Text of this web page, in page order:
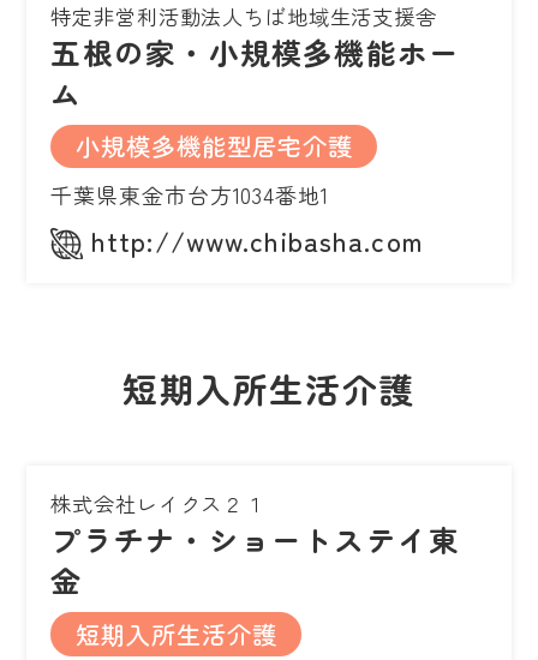
特定非営利活動法人ちば地域生活支援舎
五根の家・小規模多機能ホー
ム
小規模多機能型居宅介護
千葉県東金市台方1034番地1
http://www.chibasha.com
短期入所生活介護
株式会社レイクス２１
プラチナ・ショートステイ東
金
短期入所生活介護